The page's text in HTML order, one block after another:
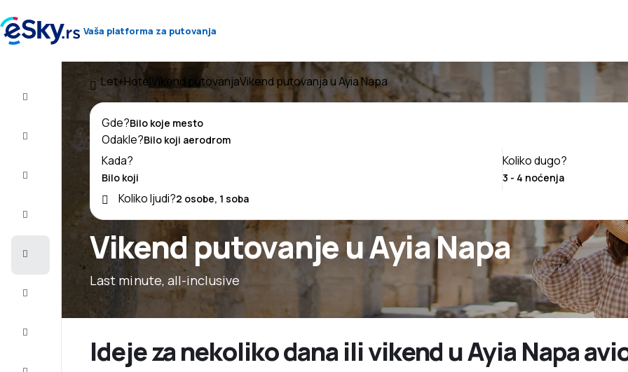
Vaša platforma za putovanja
Let+HotelVikend putovanjaVikend putovanja u Ayia Napa
Vikend putovanje u Ayia Napa
Last minute, all-inclusive
Gde?
Odakle?
Kada?
Koliko dugo?
Koliko ljudi?
Ideje za nekoliko dana ili vikend u Ayia Napa